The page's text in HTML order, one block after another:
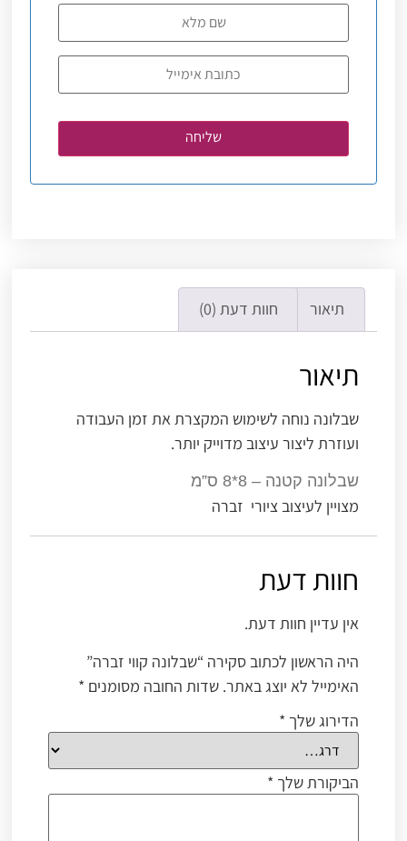
תיאור חוות דעת (0)
תיאור
שבלונה נוחה לשימוש המקצרת את זמן העבודה
ועוזרת ליצור עיצוב מדוייק יותר.
שבלונה קטנה – 8*8 ס”מ
מצויין לעיצוב ציורי זברה
חוות דעת
אין עדיין חוות דעת.
היה הראשון לכתוב סקירה “שבלונה קווי זברה”
האימייל לא יוצג באתר. שדות החובה מסומנים *
הדירוג שלך *
הביקורת שלך *